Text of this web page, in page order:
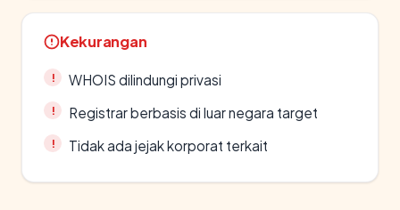
Kekurangan
WHOIS dilindungi privasi
Registrar berbasis di luar negara target
Tidak ada jejak korporat terkait